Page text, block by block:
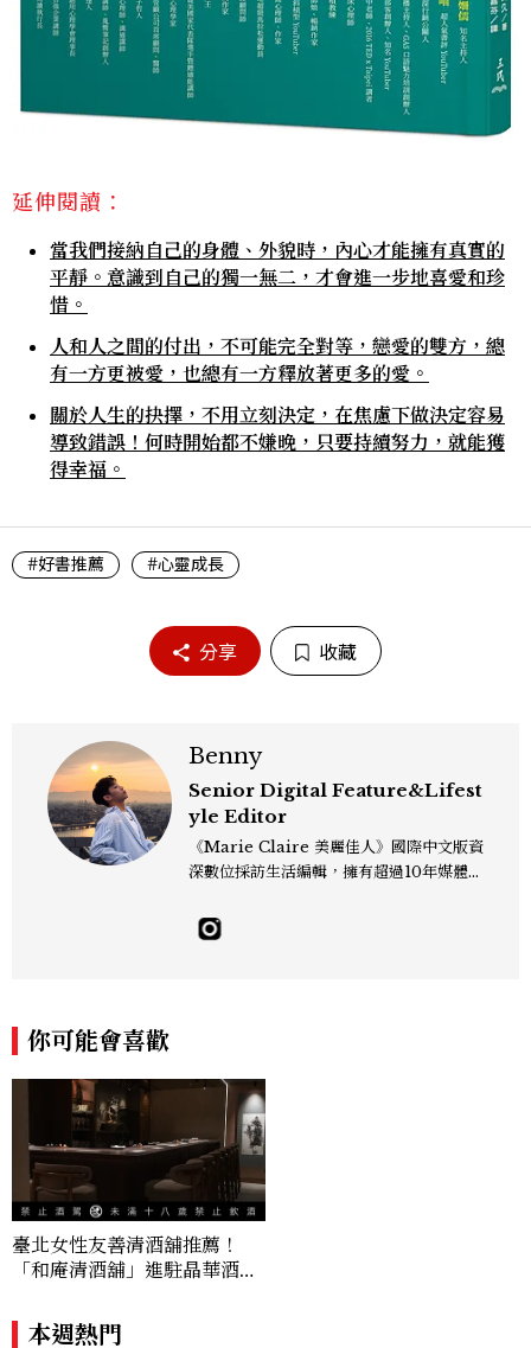
延伸閱讀：
當我們接納自己的身體、外貌時，內心才能擁有真實的
平靜。意識到自己的獨一無二，才會進一步地喜愛和珍
惜。
人和人之間的付出，不可能完全對等，戀愛的雙方，總
有一方更被愛，也總有一方釋放著更多的愛。
關於人生的抉擇，不用立刻決定，在焦慮下做決定容易
導致錯誤！何時開始都不嫌晚，只要持續努力，就能獲
得幸福。
#好書推薦 #心靈成長
分享 收藏
Benny
Senior Digital Feature&Lifest
yle Editor
《Marie Claire 美麗佳人》國際中文版資
深數位採訪生活編輯，擁有超過10年媒體與
飯店、奢華旅宿、旅遊景點、航空等領域，
另涉獵3C家電、居家生活範疇，具備實測
pella、Mandarin Oriental、JOAL
I、Raffles、Banyan Tree、IHG、Ma
rriott等頂級飯店集團。 策劃並執行超過7
0篇深度專題「MC開房間」、260 篇以上
「玩咖懶人包」盤點類文章，致力用專業視
角提供讀者最新話題、兼具風格與實用的高
品質生活旅遊靈感內容。 Contact：ben
ny_yang@mctw.com.tw
你可能會喜歡
臺北女性友善清酒舖推薦！
「和庵清酒舖」進駐晶華酒
180元起輕鬆微醺
本週熱門